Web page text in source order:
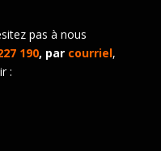
pas à nous
190, par courriel,
: